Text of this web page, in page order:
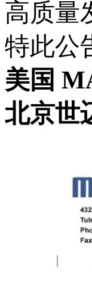
高质量
特此公
美国
北京世